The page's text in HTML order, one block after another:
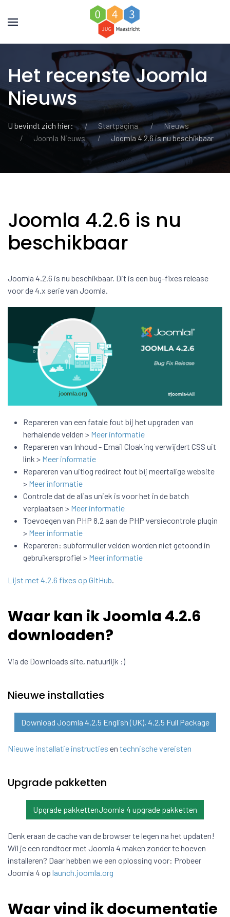
Het recenste Joomla
Nieuws
U bevindt zich hier: Startpagina
Nieuws
Joomla Nieuws
Joomla 4.2.6 is nu beschikbaar
Joomla 4.2.6 is nu
beschikbaar
Joomla 4.2.6 is nu beschikbaar. Dit is een bug-fixes release
voor de 4.x serie van Joomla.
Repareren van een fatale fout bij het upgraden van
herhalende velden > Meer informatie
Repareren van Inhoud - Email Cloaking verwijdert CSS uit
link > Meer informatie
Repareren van uitlog redirect fout bij meertalige website
> Meer informatie
Controle dat de alias uniek is voor het in de batch
verplaatsen > Meer informatie
Toevoegen van PHP 8.2 aan de PHP versiecontrole plugin
> Meer informatie
Repareren: subformulier velden worden niet getoond in
gebruikersprofiel > Meer informatie
Lijst met 4.2.6 fixes op GitHub.
Waar kan ik Joomla 4.2.6
downloaden?
Via de Downloads site, natuurlijk :)
Nieuwe installaties
Download Joomla 4.2.5 English (UK), 4.2.5 Full Package
Nieuwe installatie instructies en technische vereisten
Upgrade pakketten
Upgrade pakkettenJoomla 4 upgrade pakketten
Denk eraan de cache van de browser te legen na het updaten!
Wil je een rondtoer met Joomla 4 maken zonder te hoeven
installeren? Daar hebben we een oplossing voor: Probeer
Joomla 4 op launch.joomla.org
Waar vind ik documentatie